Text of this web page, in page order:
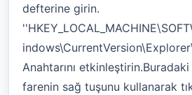
defterine girin.
Anahtarını
farenin sağ tuşunu kullanarak